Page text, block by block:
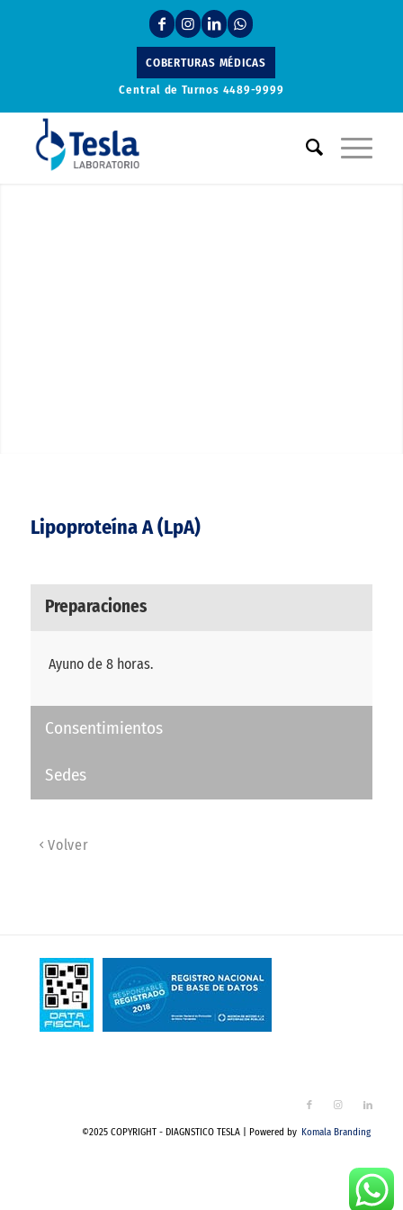
COBERTURAS MÉDICAS
Central de Turnos 4489-9999
Lipoproteína A (LpA)
Preparaciones
Ayuno de 8 horas.
Consentimientos
Sedes
Volver
©2025 COPYRIGHT - DIAGNSTICO TESLA | Powered by Komala Branding